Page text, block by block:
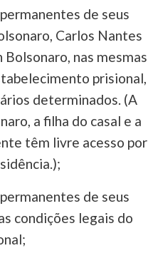
de seus
Carlos Nantes
Bolsonaro, nas mesmas
prisional,
determinados. (A
a filha do casal e a
têm livre acesso por
de seus
condições legais do